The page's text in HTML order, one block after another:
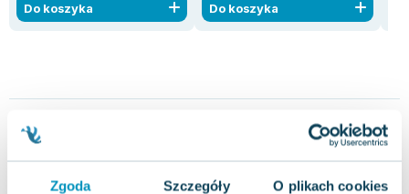
Zgoda Szczegóły O plikach cookies
Do koszyka Do koszyka
Opinie
użytkowników
4.0